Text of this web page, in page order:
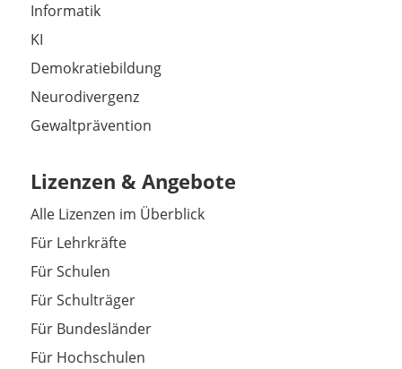
Informatik
KI
Demokratiebildung
Neurodivergenz
Gewaltprävention
Lizenzen & Angebote
Alle Lizenzen im Überblick
Für Lehrkräfte
Für Schulen
Für Schulträger
Für Bundesländer
Für Hochschulen